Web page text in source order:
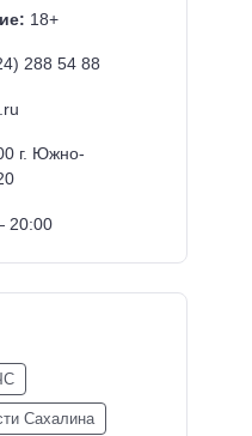
18+
288 54 88
г. Южно-
20:00
Сахалина